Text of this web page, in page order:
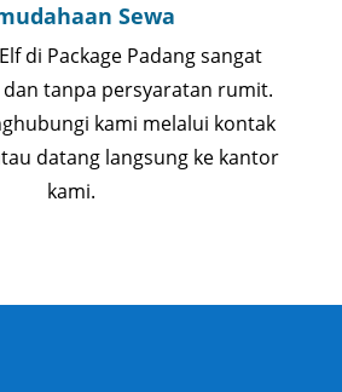
Sewa
di Package Padang sangat
tanpa persyaratan rumit.
kami melalui kontak
datang langsung ke kantor
kami.